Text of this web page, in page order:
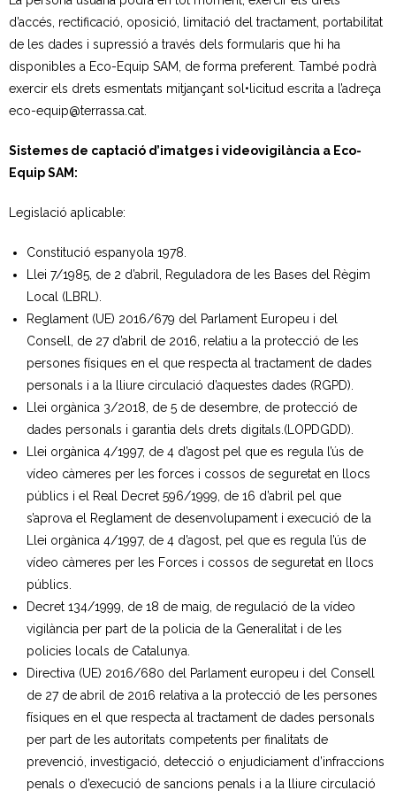
d’accés, rectificació, oposició, limitació del tractament, portabilitat
de les dades i supressió a través dels formularis que hi ha
disponibles a Eco-Equip SAM, de forma preferent. També podrà
exercir els drets esmentats mitjançant sol•licitud escrita a l’adreça
eco-equip@terrassa.cat.
Sistemes de captació d’imatges i videovigilància a Eco-
Equip SAM:
Legislació aplicable:
Constitució espanyola 1978.
Llei 7/1985, de 2 d’abril, Reguladora de les Bases del Règim
Local (LBRL).
Reglament (UE) 2016/679 del Parlament Europeu i del
Consell, de 27 d’abril de 2016, relatiu a la protecció de les
persones físiques en el que respecta al tractament de dades
personals i a la lliure circulació d’aquestes dades (RGPD).
Llei orgànica 3/2018, de 5 de desembre, de protecció de
dades personals i garantia dels drets digitals.(LOPDGDD).
Llei orgànica 4/1997, de 4 d’agost pel que es regula l’ús de
vídeo càmeres per les forces i cossos de seguretat en llocs
públics i el Real Decret 596/1999, de 16 d’abril pel que
s’aprova el Reglament de desenvolupament i execució de la
Llei orgànica 4/1997, de 4 d’agost, pel que es regula l’ús de
vídeo càmeres per les Forces i cossos de seguretat en llocs
públics.
Decret 134/1999, de 18 de maig, de regulació de la vídeo
vigilància per part de la policia de la Generalitat i de les
policies locals de Catalunya.
Directiva (UE) 2016/680 del Parlament europeu i del Consell
de 27 de abril de 2016 relativa a la protecció de les persones
físiques en el que respecta al tractament de dades personals
per part de les autoritats competents per finalitats de
prevenció, investigació, detecció o enjudiciament d’infraccions
penals o d’execució de sancions penals i a la lliure circulació